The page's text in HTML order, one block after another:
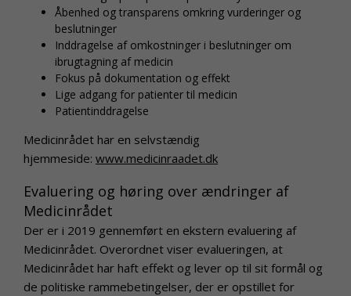
Åbenhed og transparens omkring vurderinger og
beslutninger
Inddragelse af omkostninger i beslutninger om
ibrugtagning af medicin
Fokus på dokumentation og effekt
Lige adgang for patienter til medicin
Patientinddragelse
Medicinrådet har en selvstændig
hjemmeside: www.medicinraadet.dk
Evaluering og høring over ændringer af
Medicinrådet
Der er i 2019 gennemført en ekstern evaluering af
Medicinrådet. Overordnet viser evalueringen, at
Medicinrådet har haft effekt og lever op til sit formål og
de politiske rammebetingelser, der er opstillet for